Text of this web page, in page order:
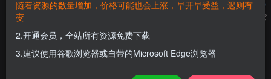
随着资源的数量增加，价格可能也会上涨，早开早受益，迟则有
变
2.开通会员，全站所有资源免费下载
3.建议使用谷歌浏览器或自带的Microsoft Edge浏览器